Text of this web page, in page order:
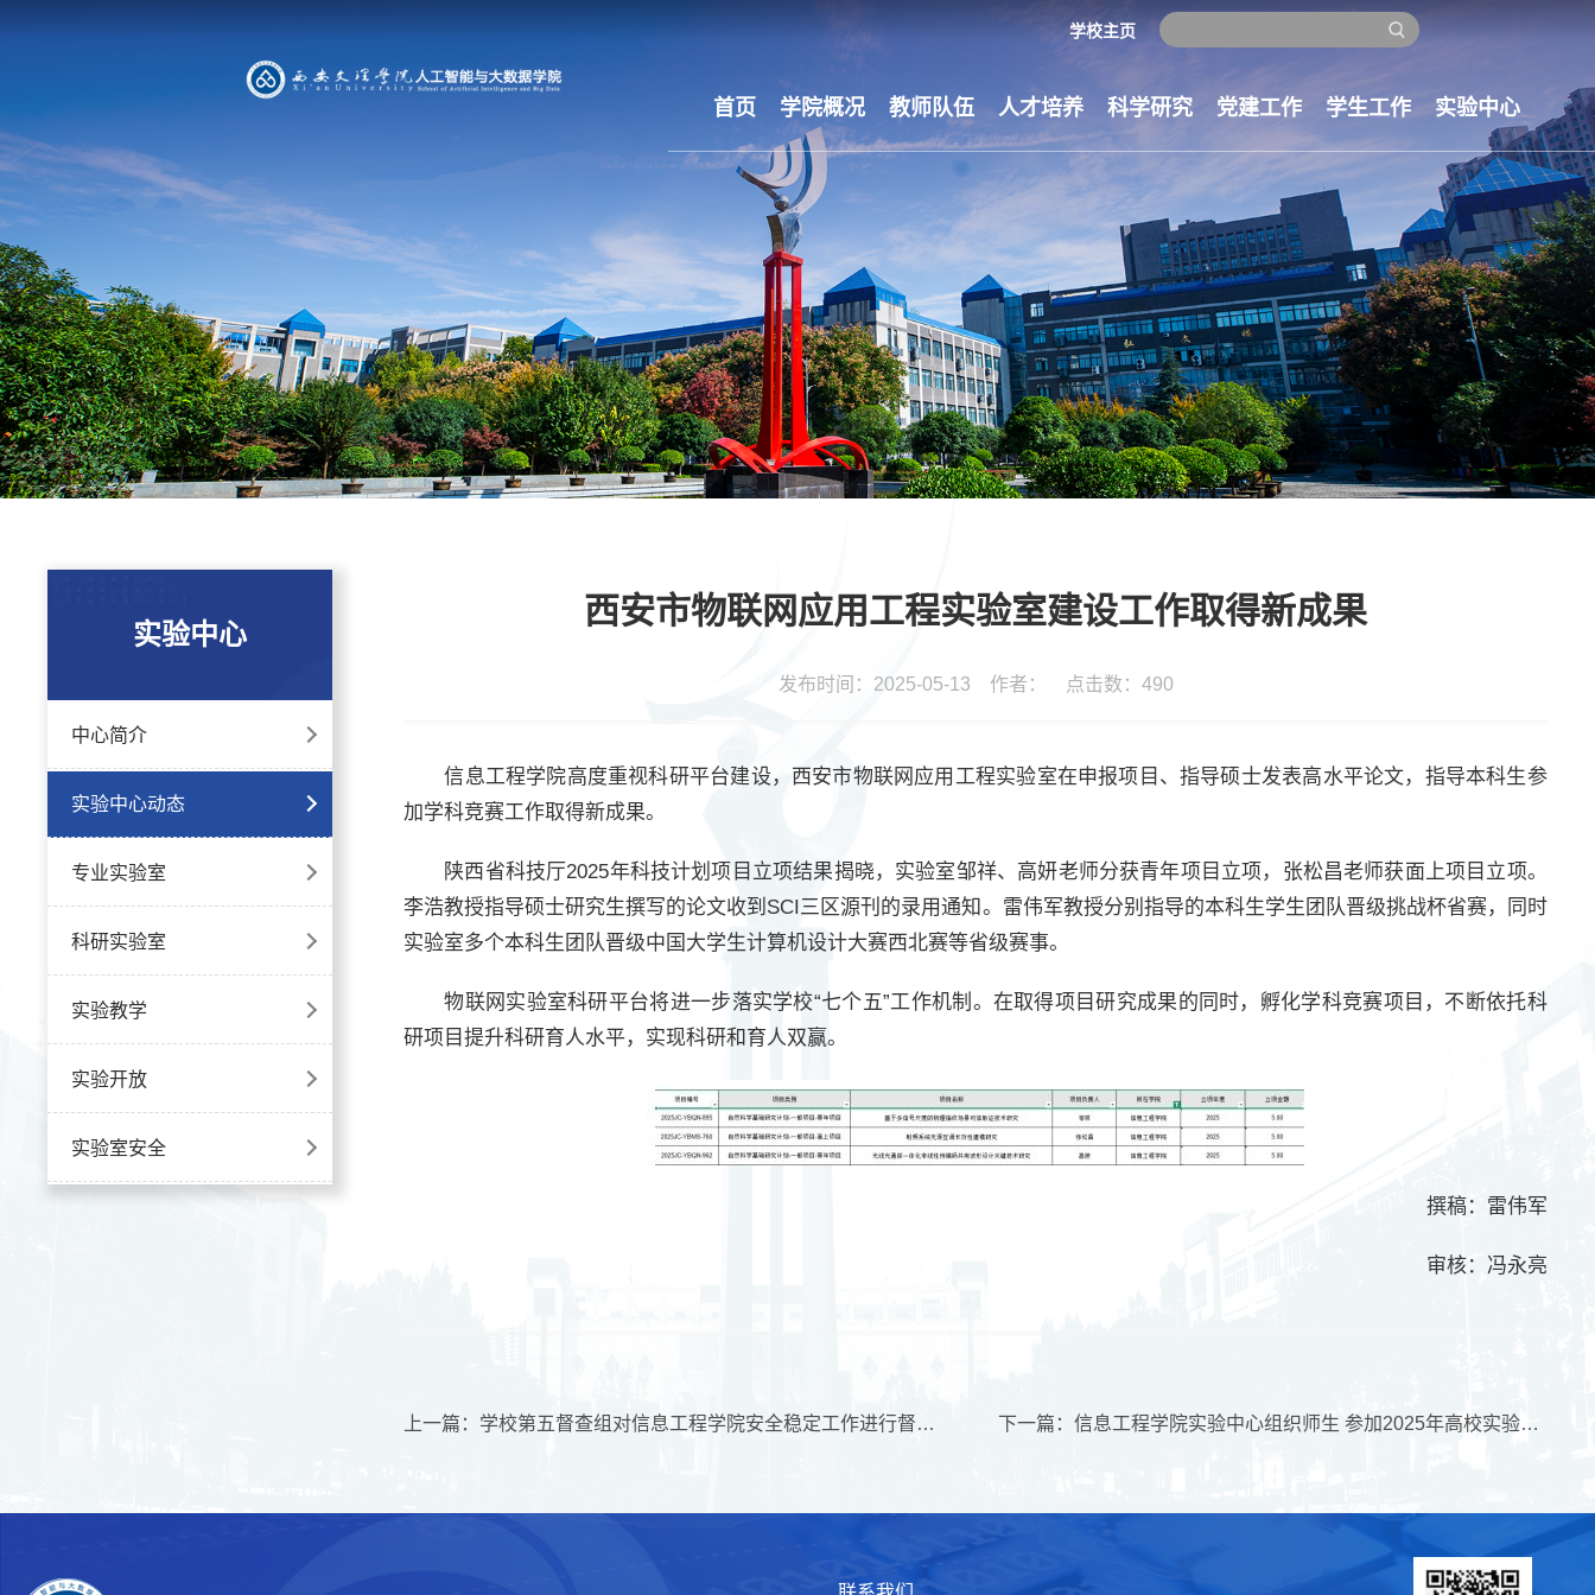
学校主页
首页 学院概况 教师队伍 人才培养 科学研究 党建工作 学生工作 实验中心
实验中心
中心简介
实验中心动态
专业实验室
科研实验室
实验教学
实验开放
实验室安全
西安市物联网应用工程实验室建设工作取得新成果
发布时间：2025-05-13 作者： 点击数： 490
信息工程学院高度重视科研平台建设，西安市物联网应用工程实验室在申报项目、指导硕士发表高水平论文，指导本科生参
加学科竞赛工作取得新成果。
陕西省科技厅2025年科技计划项目立项结果揭晓，实验室邹祥、高妍老师分获青年项目立项，张松昌老师获面上项目立项。
李浩教授指导硕士研究生撰写的论文收到SCI三区源刊的录用通知。雷伟军教授分别指导的本科生学生团队晋级挑战杯省赛，同时
实验室多个本科生团队晋级中国大学生计算机设计大赛西北赛等省级赛事。
物联网实验室科研平台将进一步落实学校“七个五”工作机制。在取得项目研究成果的同时，孵化学科竞赛项目，不断依托科
研项目提升科研育人水平，实现科研和育人双赢。
撰稿：雷伟军
审核：冯永亮
上一篇：学校第五督查组对信息工程学院安全稳定工作进行督导检查 下一篇：信息工程学院实验中心组织师生 参加2025年高校实验室安全工作培训